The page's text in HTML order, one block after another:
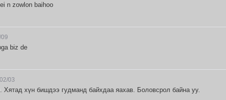
n zowlon baihoo
biz de
03
Хятад хүн бишдээ гудманд байхдаа яахав. Боловсрол байна уу.